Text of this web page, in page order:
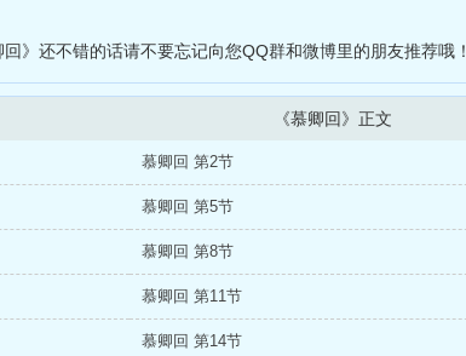
》还不错的话请不要忘记向您QQ群和微博里的朋友推荐哦！
《慕卿回》正文
慕卿回 第2节
慕卿回 第5节
慕卿回 第8节
慕卿回 第11节
慕卿回 第14节